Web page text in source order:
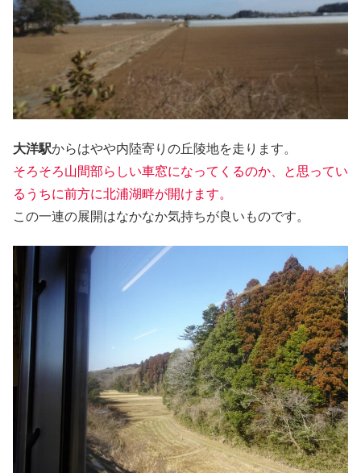
大洋駅からはやや内陸寄りの丘陵地を走ります。
そろそろ山間部らしい車窓になってくるのか、と思ってい
るうちに前方に北浦湖畔が開けます。
この一連の展開はなかなか気持ちが良いものです。